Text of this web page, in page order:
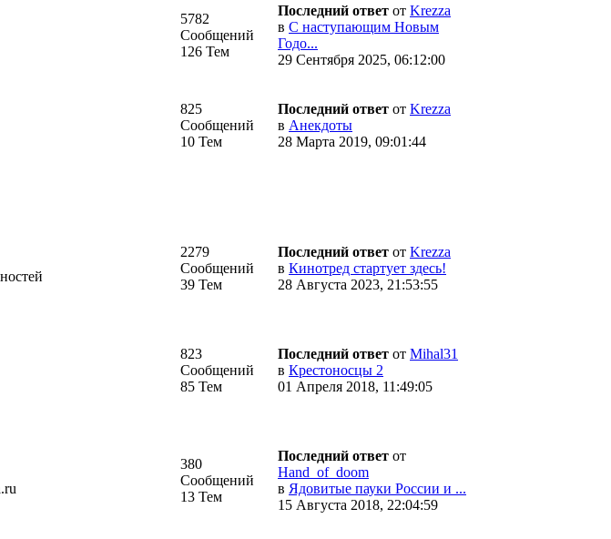
5782
Сообщений
126 Тем
Последний ответ от Krezza
в С наступающим Новым
Годо...
29 Сентября 2025, 06:12:00
825
Сообщений
10 Тем
Последний ответ от Krezza
в Анекдоты
28 Марта 2019, 09:01:44
2279
Сообщений
39 Тем
Последний ответ от Krezza
в Кинотред стартует здесь!
28 Августа 2023, 21:53:55
823
Сообщений
85 Тем
Последний ответ от Mihal31
в Крестоносцы 2
01 Апреля 2018, 11:49:05
380
Сообщений
13 Тем
Последний ответ от
Hand_of_doom
в Ядовитые пауки России и ...
15 Августа 2018, 22:04:59